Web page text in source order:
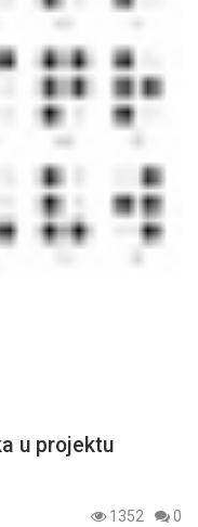
u projektu
1352
0